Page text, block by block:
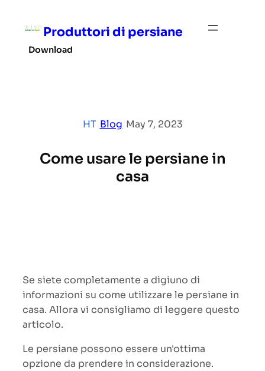
Produttori di persiane
Download
HT Blog May 7, 2023
Come usare le persiane in
casa
Se siete completamente a digiuno di
informazioni su come utilizzare le persiane in
casa. Allora vi consigliamo di leggere questo
articolo.
Le persiane possono essere un'ottima
opzione da prendere in considerazione.